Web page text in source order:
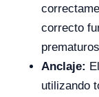
correcto
Anclaje:
utilizando